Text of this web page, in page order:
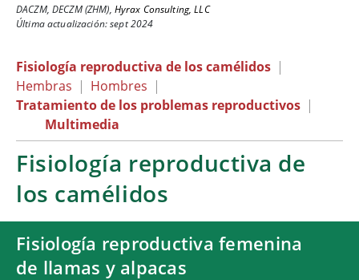
DACZM, DECZM (ZHM), Hyrax Consulting, LLC
Última actualización: sept 2024
Fisiología reproductiva de los camélidos |
Hembras | Hombres |
Tratamiento de los problemas reproductivos |
Multimedia
Fisiología reproductiva de
los camélidos
Fisiología reproductiva femenina
de llamas y alpacas